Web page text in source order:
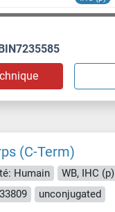
(C-Term)
Humain WB, IHC (p)
unconjugated